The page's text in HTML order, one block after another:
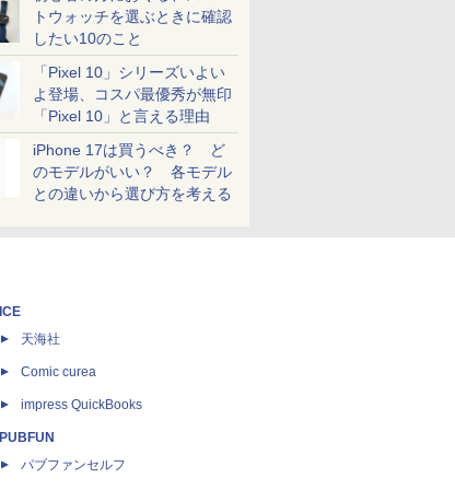
トウォッチを選ぶときに確認
したい10のこと
「Pixel 10」シリーズいよい
よ登場、コスパ最優秀が無印
「Pixel 10」と言える理由
iPhone 17は買うべき？ ど
のモデルがいい？ 各モデル
との違いから選び方を考える
ICE
天海社
Comic curea
impress QuickBooks
PUBFUN
パブファンセルフ